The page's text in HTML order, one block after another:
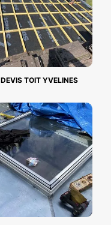
DEVIS TOIT YVELINES